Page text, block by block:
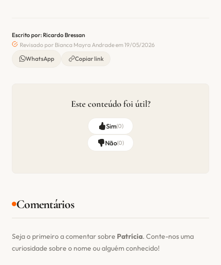
Escrito por: Ricardo Bressan
Revisado por Bianca Mayra Andrade em 19/05/2026
WhatsApp
Copiar link
Este conteúdo foi útil?
Sim(0)
Não(0)
Comentários
Seja o primeiro a comentar sobre Patrícia. Conte-nos uma
curiosidade sobre o nome ou alguém conhecido!